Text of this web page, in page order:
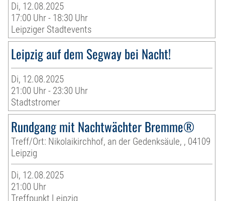
Di, 12.08.2025
17:00 Uhr - 18:30 Uhr
Leipziger Stadtevents
Leipzig auf dem Segway bei Nacht!
Di, 12.08.2025
21:00 Uhr - 23:30 Uhr
Stadtstromer
Rundgang mit Nachtwächter Bremme®
Treff/Ort: Nikolaikirchhof, an der Gedenksäule, , 04109
Leipzig
Di, 12.08.2025
21:00 Uhr
Treffpunkt Leipzig